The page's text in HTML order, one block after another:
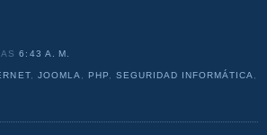
6:43 A. M.
, JOOMLA PHP SEGURIDAD INFORMÁTICA